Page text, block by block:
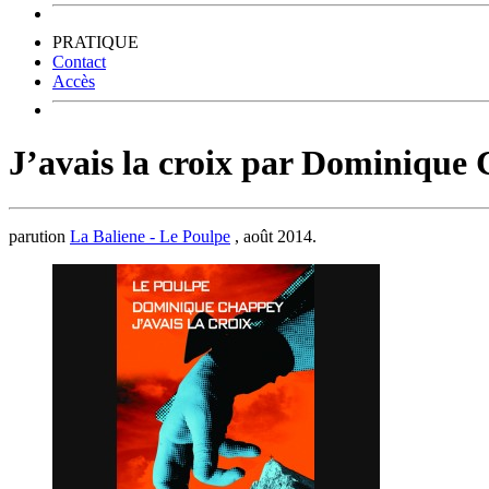
PRATIQUE
Contact
Accès
J’avais la croix par Dominique
parution La Baliene - Le Poulpe , août 2014.